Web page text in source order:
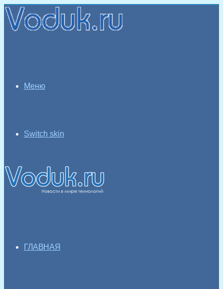
Меню
Switch skin
ГЛАВНАЯ